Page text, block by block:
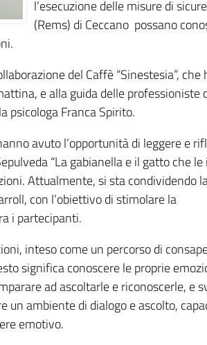
l’esecuzione delle misure di
(Rems) di Ceccano possano
del Caffè “Sinestesia”, che
e alla guida delle professioniste
psicologa Franca Spirito.
avuto l’opportunità di leggere e
“La gabianella e il gatto che
Attualmente, si sta condividendo
con l’obiettivo di stimolare la
i partecipanti.
inteso come un percorso di
significa conoscere le proprie
ad ascoltarle e riconoscerle, e
un ambiente di dialogo e ascolto,
emotivo.